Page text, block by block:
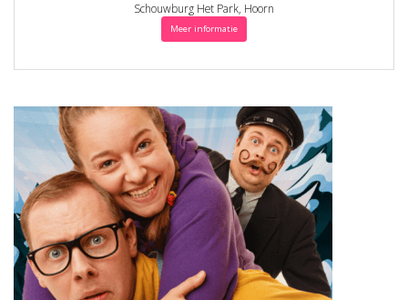
Schouwburg Het Park, Hoorn
Meer informatie